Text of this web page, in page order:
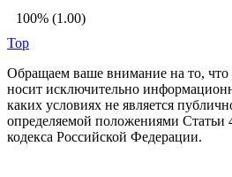
100% (1.00)
Top
Обращаем ваше внимание на то, что
носит исключительно
каких условиях не является
определяемой положениями Статьи
кодекса Российской Федерации.